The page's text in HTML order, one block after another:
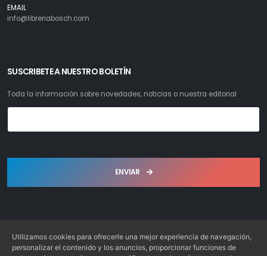
EMAIL
info@libreriabosch.com
SUSCRIBETE A NUESTRO BOLETÍN
Toda la información sobre novedades, noticias o nuestra editorial
ENVIAR
Utilizamos cookies para ofrecerle una mejor experiencia de navegación,
personalizar el contenido y los anuncios, proporcionar funciones de